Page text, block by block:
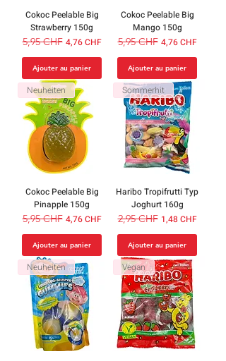
Cokoc Peelable Big
Strawberry 150g
Prix original
5,95 CHF Prix promotionnel
4,76 CHF
Ajouter au panier
Cokoc Peelable Big
Mango 150g
Prix original
5,95 CHF Prix promotionnel
4,76 CHF
Ajouter au panier
Neuheiten
Cokoc Peelable Big
Pinapple 150g
Prix original
5,95 CHF Prix promotionnel
4,76 CHF
Ajouter au panier
Sommerhit
Haribo Tropifrutti Typ
Joghurt 160g
Prix original
2,95 CHF Prix promotionnel
1,48 CHF
Ajouter au panier
Neuheiten Vegan